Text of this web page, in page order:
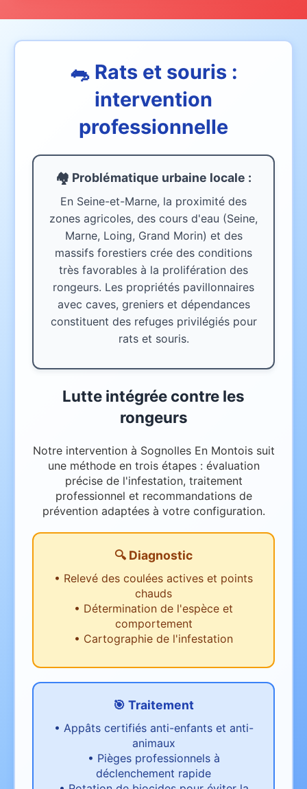
🐀 Rats et souris :
intervention
professionnelle
🏘️ Problématique urbaine locale :
En Seine-et-Marne, la proximité des
zones agricoles, des cours d'eau (Seine,
Marne, Loing, Grand Morin) et des
massifs forestiers crée des conditions
très favorables à la prolifération des
rongeurs. Les propriétés pavillonnaires
avec caves, greniers et dépendances
constituent des refuges privilégiés pour
rats et souris.
Lutte intégrée contre les
rongeurs
Notre intervention à Sognolles En Montois suit
une méthode en trois étapes : évaluation
précise de l'infestation, traitement
professionnel et recommandations de
prévention adaptées à votre configuration.
🔍 Diagnostic
• Relevé des coulées actives et points
chauds
• Détermination de l'espèce et
comportement
• Cartographie de l'infestation
🎯 Traitement
• Appâts certifiés anti-enfants et anti-
animaux
• Pièges professionnels à
déclenchement rapide